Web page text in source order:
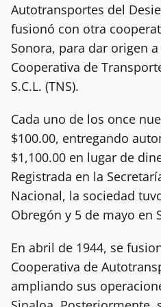
Autotransportes del
fusionó con otra
Sonora, para dar origen
Cooperativa de
S.C.L. (TNS).
Cada uno de los once
$100.00, entregando
$1,100.00 en lugar de
Registrada en la
Nacional, la sociedad
Obregón y 5 de mayo en
En abril de 1944, se
Cooperativa de
ampliando sus